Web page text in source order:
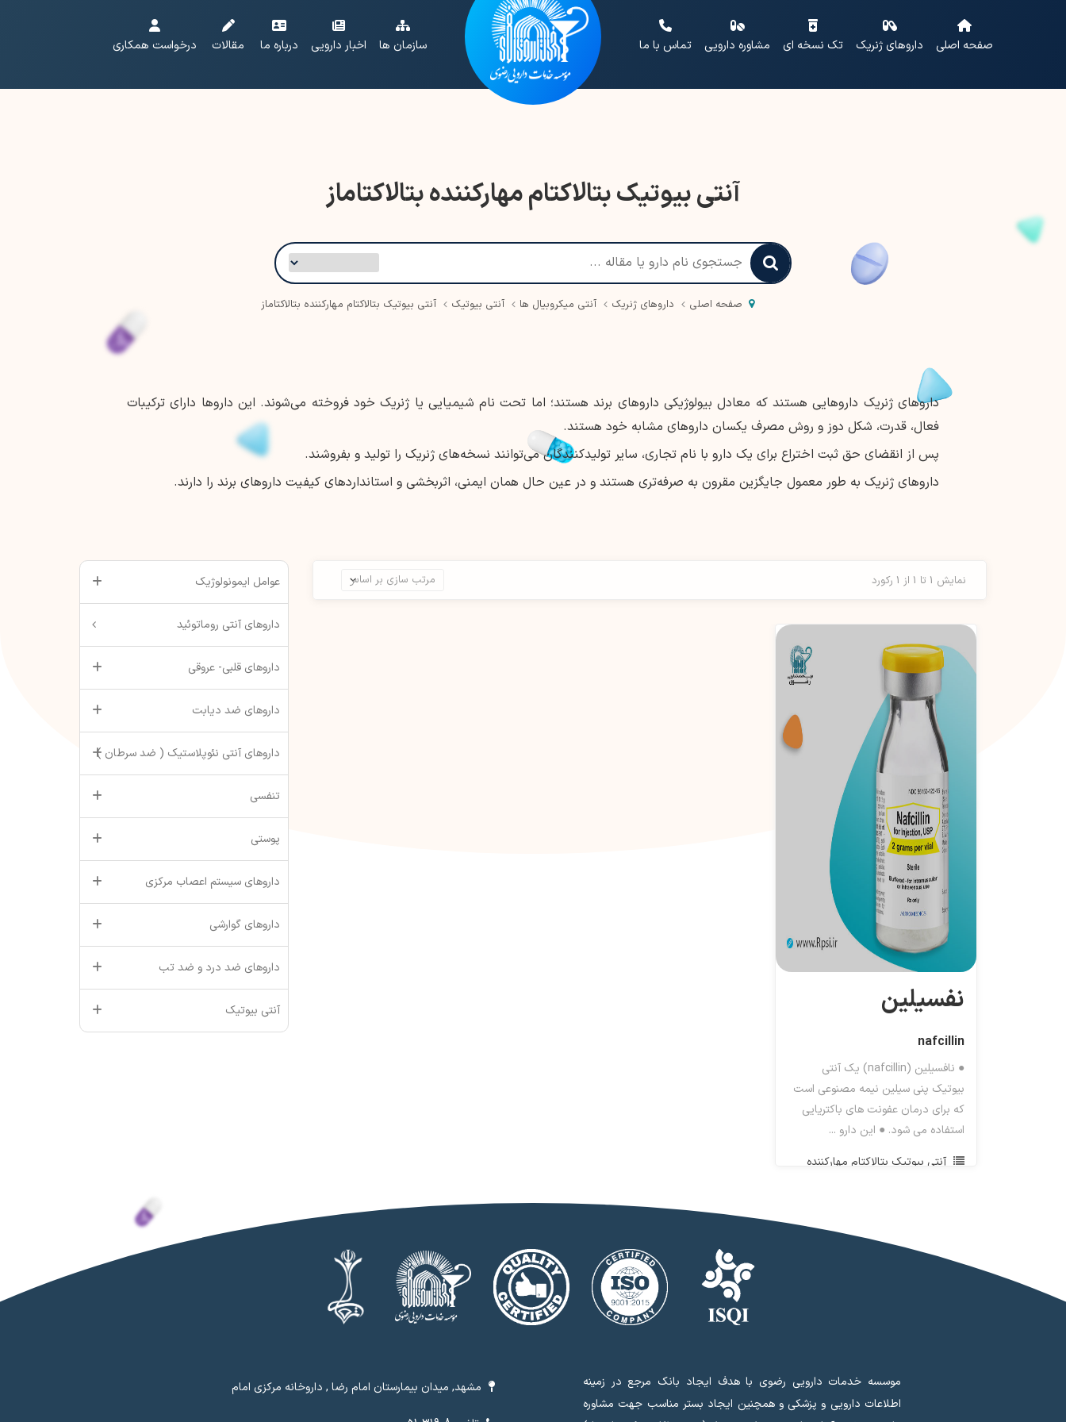
صفحه اصلی داروهای ژنریک تک نسخه ای مشاوره دارویی تماس با ما سازمان ها اخبار دارویی درباره ما مقالات درخواست همکاری
آنتی بیوتیک بتالاکتام مهارکننده بتالاکتاماز
صفحه اصلی داروهای ژنریک آنتی میکروبیال ها آنتی بیوتیک آنتی بیوتیک بتالاکتام مهارکننده بتالاکتاماز
داروهای ژنریک داروهایی هستند که معادل بیولوژیکی داروهای برند هستند؛ اما تحت نام شیمیایی یا ژنریک خود فروخته می‌شوند. این داروها دارای ترکیبات
فعال، قدرت، شکل دوز و روش مصرف یکسان داروهای مشابه خود هستند.
پس از انقضای حق ثبت اختراع برای یک دارو با نام تجاری، سایر تولیدکنندگان می‌توانند نسخه‌های ژنریک را تولید و بفروشند.
داروهای ژنریک به طور معمول جایگزین مقرون به صرفه‌تری هستند و در عین حال همان ایمنی، اثربخشی و استانداردهای کیفیت داروهای برند را دارند.
نمایش 1 تا 1 از 1 رکورد
نفسیلین
nafcillin
● نافسیلین (nafcillin) یک آنتی
بیوتیک پنی سیلین نیمه مصنوعی است
که برای درمان عفونت های باکتریایی
استفاده می شود. ● این دارو ...
آنتی بیوتیک بتالاکتام مهارکننده
عوامل ایمونولوژیک
داروهای آنتی روماتوئید
داروهای قلبی- عروقی
داروهای ضد دیابت
داروهای آنتی نئوپلاستیک ( ضد سرطان )
تنفسی
پوستی
داروهای سیستم اعصاب مرکزی
داروهای گوارشی
داروهای ضد درد و ضد تب
آنتی بیوتیک
موسسه خدمات دارویی رضوی با هدف ایجاد بانک مرجع در زمینه
اطلاعات دارویی و پزشکی و همچنین ایجاد بستر مناسب جهت مشاوره
مشهد, میدان بیمارستان امام رضا , داروخانه مرکزی امام